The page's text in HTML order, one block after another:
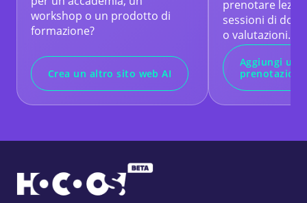
workshop o un prodotto di
formazione?
Crea un altro sito web AI
prenotare
sessioni di
o valutazioni.
Aggiungi
prenotazione